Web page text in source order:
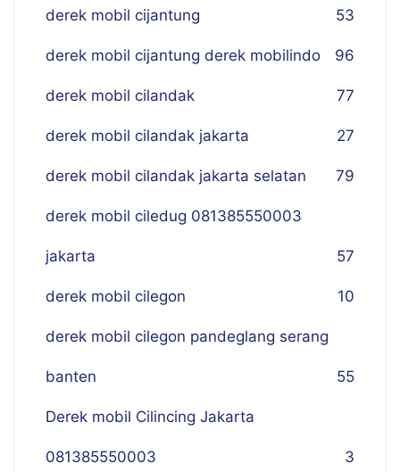
derek mobil cijantung 53
derek mobil cijantung derek mobilindo 96
derek mobil cilandak 77
derek mobil cilandak jakarta 27
derek mobil cilandak jakarta selatan 79
derek mobil ciledug 081385550003
jakarta 57
derek mobil cilegon 10
derek mobil cilegon pandeglang serang
banten 55
Derek mobil Cilincing Jakarta
081385550003 3